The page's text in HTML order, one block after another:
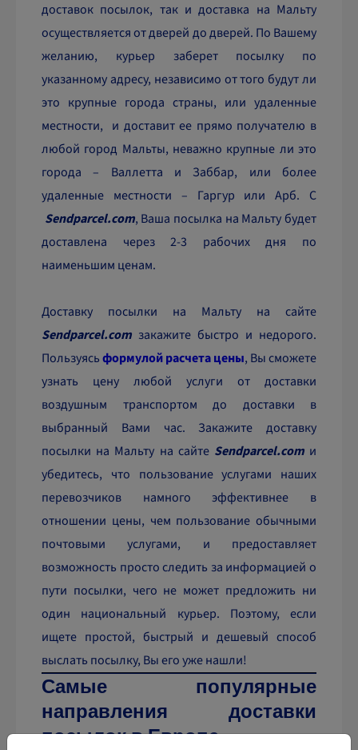
доставок посылок, так и доставка на Мальту
осуществляется от дверей до дверей. По Вашему
желанию, курьер заберет посылку по
указанному адресу, независимо от того будут ли
это крупные города страны, или удаленные
местности, и доставит ее прямо получателю в
любой город Мальты, неважно крупные ли это
города – Валлетта и Заббар, или более
удаленные местности – Гаргур или Арб. С
Sendparcel.com, Ваша посылка на Мальту будет
доставлена через 2-3 рабочих дня по
наименьшим ценам.
Доставку посылки на Мальту на сайте
Sendparcel.com закажите быстро и недорого.
Пользуясьформулой расчета цены, Вы сможете
узнать цену любой услуги от доставки
воздушным транспортом до доставки в
выбранный Вами час. Закажите доставку
посылки на Мальту на сайте Sendparcel.comи
убедитесь, что пользование услугами наших
перевозчиков намного эффективнее в
отношении цены, чем пользование обычными
почтовыми услугами, и предоставляет
возможность просто следить за информацией о
пути посылки, чего не может предложить ни
один национальный курьер. Поэтому, если
ищете простой, быстрый и дешевый способ
выслать посылку, Вы его уже нашли!
Самые популярные
направления доставки
посылок в Европе